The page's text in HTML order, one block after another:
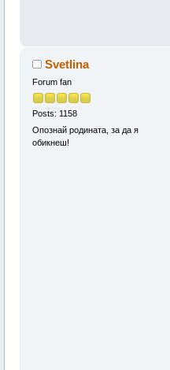
Svetlina
Forum fan
Posts: 1158
Опознай родината, за да я
обикнеш!